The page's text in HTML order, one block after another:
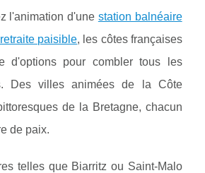
l'animation d'une station balnéaire
paisible, les côtes françaises
d'options pour combler tous les
Des villes animées de la Côte
de la Bretagne, chacun
de paix.
telles que Biarritz ou Saint-Malo